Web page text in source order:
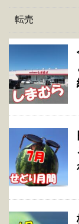
転売